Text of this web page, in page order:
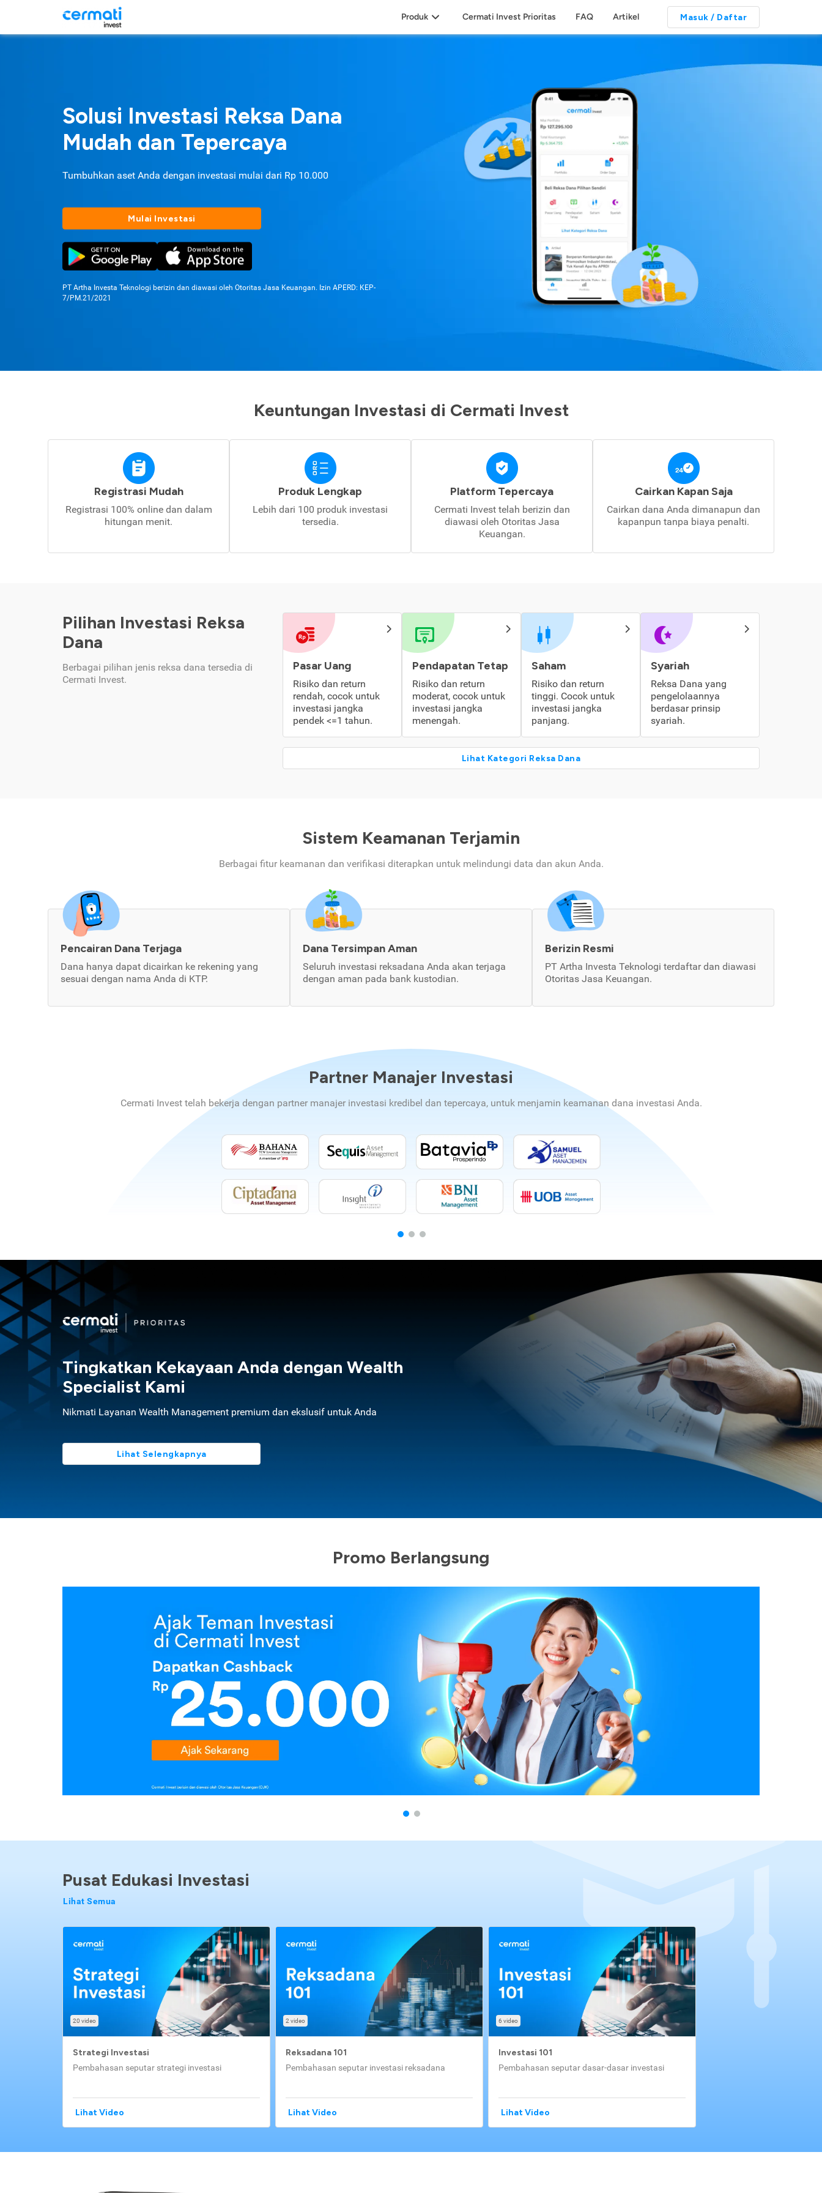
Produk Cermati Invest Prioritas FAQ Artikel Masuk / Daftar
Solusi Investasi Reksa Dana
Mudah dan Tepercaya
Tumbuhkan aset Anda dengan investasi mulai dari Rp 10.000
Mulai Investasi
PT Artha Investa Teknologi berizin dan diawasi oleh Otoritas Jasa Keuangan. Izin APERD: KEP-
7/PM.21/2021
Keuntungan Investasi di Cermati Invest
Registrasi Mudah
Registrasi 100% online dan dalam
hitungan menit.
Produk Lengkap
Lebih dari 100 produk investasi
tersedia.
Platform Tepercaya
Cermati Invest telah berizin dan
diawasi oleh Otoritas Jasa
Keuangan.
Cairkan Kapan Saja
Cairkan dana Anda dimanapun dan
kapanpun tanpa biaya penalti.
Pilihan Investasi Reksa
Dana
Berbagai pilihan jenis reksa dana tersedia di
Cermati Invest.
Pasar Uang
Risiko dan return
rendah, cocok untuk
investasi jangka
pendek <=1 tahun.
Pendapatan Tetap
Risiko dan return
moderat, cocok untuk
investasi jangka
menengah.
Saham
Risiko dan return
tinggi. Cocok untuk
investasi jangka
panjang.
Syariah
Reksa Dana yang
pengelolaannya
berdasar prinsip
syariah.
Lihat Kategori Reksa Dana
Sistem Keamanan Terjamin
Berbagai fitur keamanan dan verifikasi diterapkan untuk melindungi data dan akun Anda.
Pencairan Dana Terjaga
Dana hanya dapat dicairkan ke rekening yang
sesuai dengan nama Anda di KTP.
Dana Tersimpan Aman
Seluruh investasi reksadana Anda akan terjaga
dengan aman pada bank kustodian.
Berizin Resmi
PT Artha Investa Teknologi terdaftar dan diawasi
Otoritas Jasa Keuangan.
Partner Manajer Investasi
Cermati Invest telah bekerja dengan partner manajer investasi kredibel dan tepercaya, untuk menjamin keamanan dana investasi Anda.
Tingkatkan Kekayaan Anda dengan Wealth
Specialist Kami
Nikmati Layanan Wealth Management premium dan ekslusif untuk Anda
Lihat Selengkapnya
Promo Berlangsung
Pusat Edukasi Investasi
Lihat Semua
20 video
Strategi Investasi
Pembahasan seputar strategi investasi
Lihat Video
2 video
Reksadana 101
Pembahasan seputar investasi reksadana
Lihat Video
6 video
Investasi 101
Pembahasan seputar dasar-dasar investasi
Lihat Video